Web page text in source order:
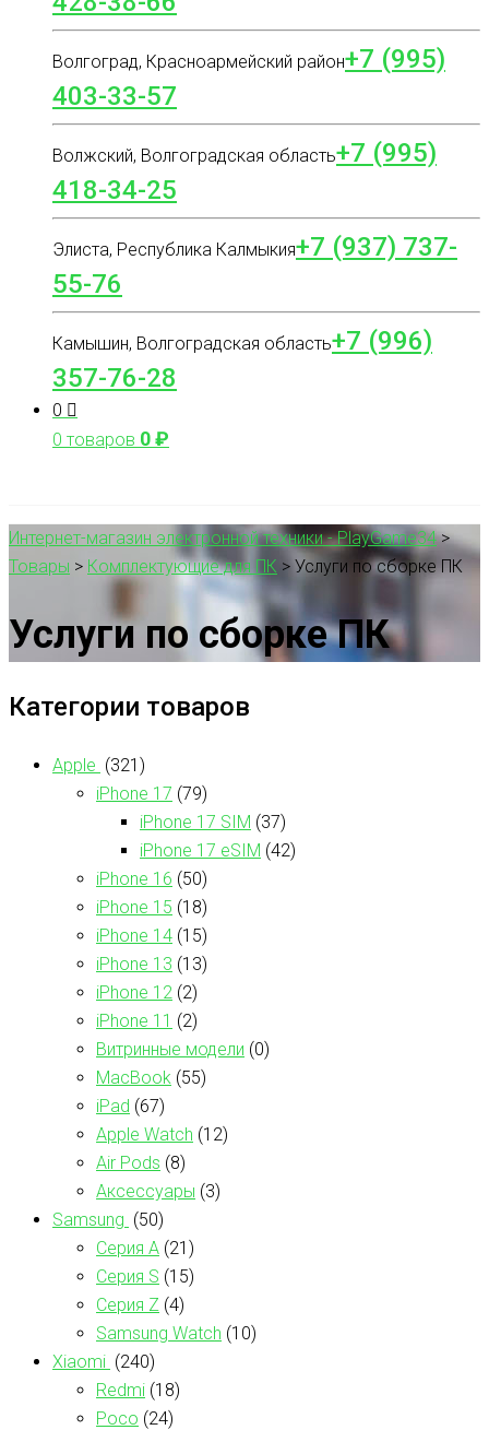
Волгоград, Красноармейский район+7 (995)
403-33-57
Волжский, Волгоградская область+7 (995)
418-34-25
Элиста, Республика Калмыкия+7 (937) 737-
55-76
Камышин, Волгоградская область+7 (996)
357-76-28
0
0 товаров 0₽
Интернет-магазин электронной техники - PlayGame34>
Товары > Комплектующие для ПК > Услуги по сборке ПК
Услуги по сборке ПК
Категории товаров
Apple (321)
iPhone 17 (79)
iPhone 17 SIM (37)
iPhone 17 eSIM (42)
iPhone 16 (50)
iPhone 15 (18)
iPhone 14 (15)
iPhone 13 (13)
iPhone 12 (2)
iPhone 11 (2)
Витринные модели (0)
MacBook (55)
iPad (67)
Apple Watch (12)
Air Pods (8)
Аксессуары (3)
Samsung (50)
Серия А (21)
Серия S (15)
Серия Z (4)
Samsung Watch (10)
Xiaomi (240)
Redmi (18)
Poco (24)